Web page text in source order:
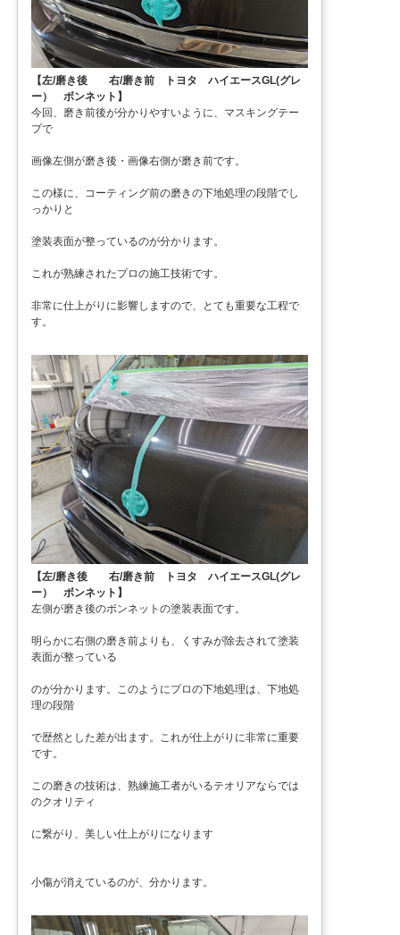
【左/磨き後 右/磨き前 トヨタ ハイエースGL(グレ
ー） ボンネット】
今回、磨き前後が分かりやすいように、マスキングテー
プで
画像左側が磨き後・画像右側が磨き前です。
この様に、コーティング前の磨きの下地処理の段階でし
っかりと
塗装表面が整っているのが分かります。
これが熟練されたプロの施工技術です。
非常に仕上がりに影響しますので、とても重要な工程で
す。
【左/磨き後 右/磨き前 トヨタ ハイエースGL(グレ
ー） ボンネット】
左側が磨き後のボンネットの塗装表面です。
明らかに右側の磨き前よりも、くすみが除去されて塗装
表面が整っている
のが分かります。このようにプロの下地処理は、下地処
理の段階
で歴然とした差が出ます。これが仕上がりに非常に重要
です。
この磨きの技術は、熟練施工者がいるテオリアならでは
のクオリティ
に繋がり、美しい仕上がりになります
小傷が消えているのが、分かります。